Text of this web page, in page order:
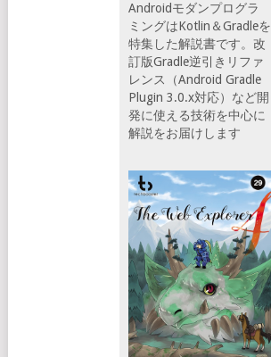
Androidモダンプログラ
ミングはKotlin＆Gradleを
特集した解説書です。改
訂版Gradle逆引きリファ
レンス（Android Gradle
Plugin 3.0.x対応）など開
発に使える技術を中心に
解説をお届けします